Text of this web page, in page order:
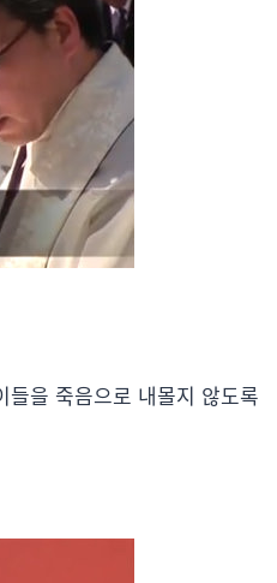
을 죽음으로 내몰지 않도록